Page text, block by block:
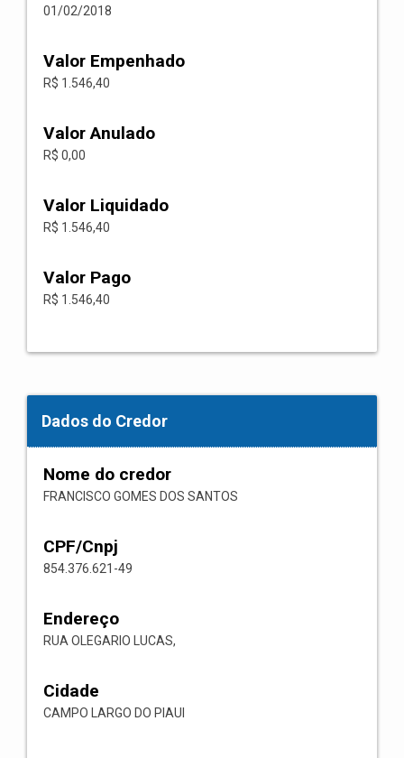
01/02/2018
Valor Empenhado
R$ 1.546,40
Valor Anulado
R$ 0,00
Valor Liquidado
R$ 1.546,40
Valor Pago
R$ 1.546,40
Dados do Credor
Nome do credor
FRANCISCO GOMES DOS SANTOS
CPF/Cnpj
854.376.621-49
Endereço
RUA OLEGARIO LUCAS,
Cidade
CAMPO LARGO DO PIAUI